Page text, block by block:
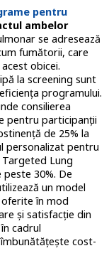
pentru
ambelor
se adresează
fumătorii, care
obicei.
la screening sunt
programului.
consilierea
pentru participanții
de 25% la
personalizat pentru
Lung
30%. De
un model
oferite în mod
și satisfacție din
cadrul
cost-